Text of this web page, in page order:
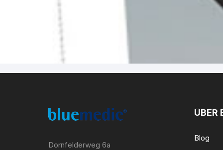
Dornfelderweg 6a
ÜBER
Blog